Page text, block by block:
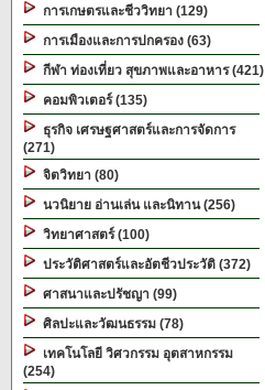
การเกษตรและชีววิทยา (129)
การเมืองและการปกครอง (63)
กีฬา ท่องเที่ยว สุขภาพและอาหาร (421)
คอมพิวเตอร์ (135)
ธุรกิจ เศรษฐศาสตร์และการจัดการ
(271)
จิตวิทยา (80)
นวนิยาย อ่านเล่น และนิทาน (256)
วิทยาศาสตร์ (100)
ประวัติศาสตร์และอัตชีวประวัติ (372)
ศาสนาและปรัชญา (99)
ศิลปะและวัฒนธรรม (78)
เทคโนโลยี วิศวกรรม อุตสาหกรรม
(254)